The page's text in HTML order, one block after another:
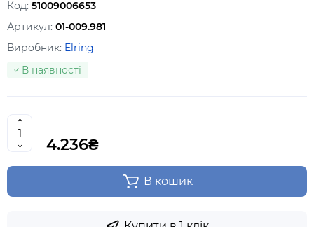
Код: 51009006653
Артикул: 01-009.981
Виробник: Elring
В наявності
4.236₴
В кошик